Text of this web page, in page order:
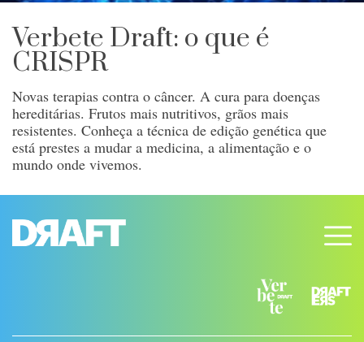
Verbete Draft: o que é
CRISPR
Novas terapias contra o câncer. A cura para doenças
hereditárias. Frutos mais nutritivos, grãos mais
resistentes. Conheça a técnica de edição genética que
está prestes a mudar a medicina, a alimentação e o
mundo onde vivemos.